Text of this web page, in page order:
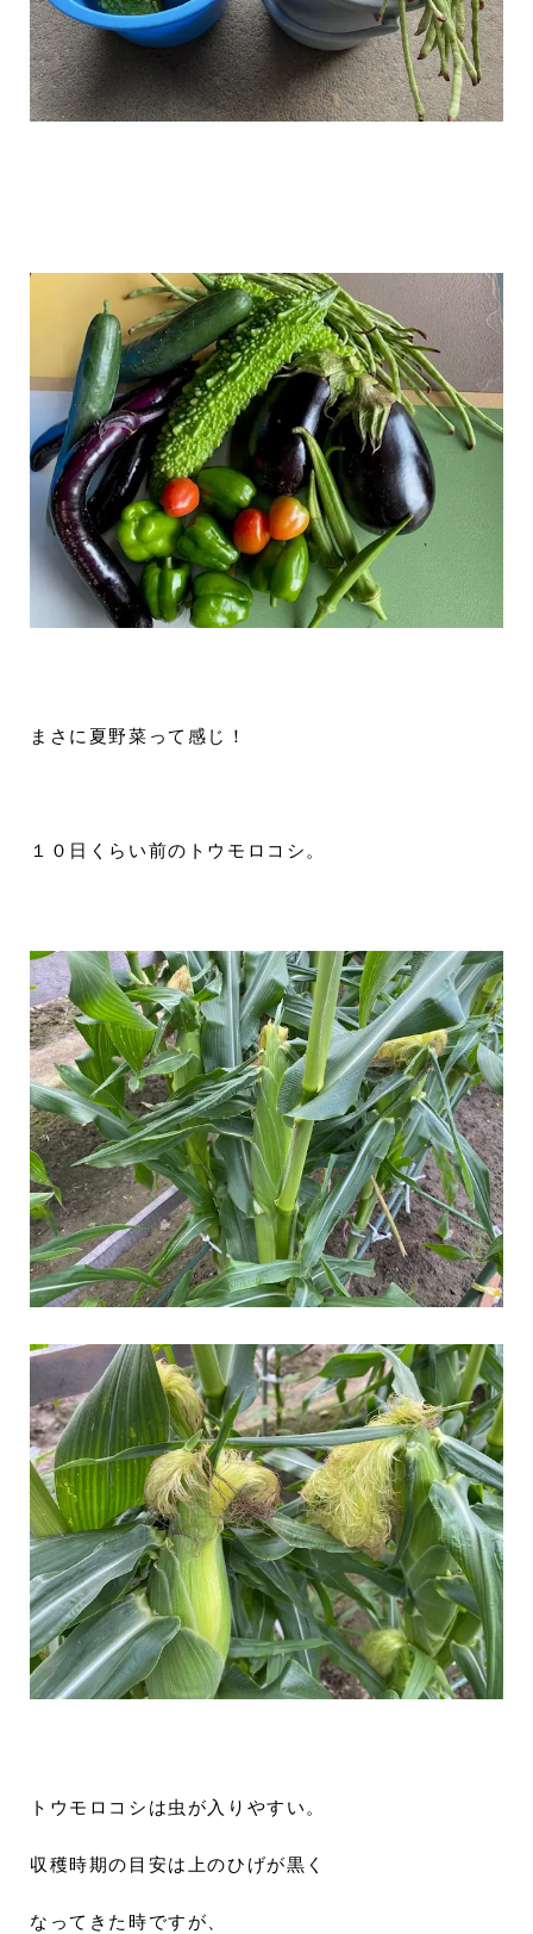
まさに夏野菜って感じ！
１０日くらい前のトウモロコシ。
トウモロコシは虫が入りやすい。
収穫時期の目安は上のひげが黒く
なってきた時ですが、